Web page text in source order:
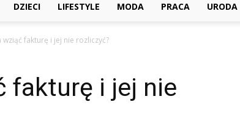
DZIECI LIFESTYLE MODA PRACA URODA
wziąć fakturę i jej nie rozliczyć?
fakturę i jej nie